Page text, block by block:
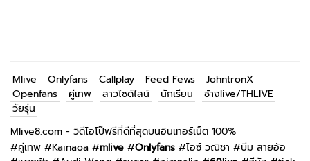
Mlive Onlyfans Callplay Feed Fews
JohntronX
Openfans
คู่เทพ สาวไซด์ไลน์ นักเรียน
ช้างlive/THLIVE
วัยรุ่น
Mlive8.com - วิดีโอโป๊ฟรีที่ดีที่สุดบนอินเทอร์เน็ต 100%
#คู่เทพ #Kainaoa #mlive #Onlyfans #ไอซ์ วณิชา #บีม สายอ้อ